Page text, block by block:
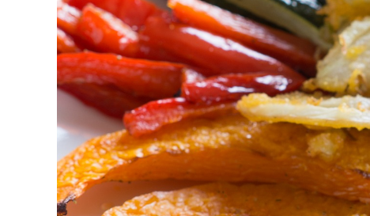
Šťastná krava vám ukáže cestu
Podľa štatistiky z minulého roka tvoria
to životný štýl, ktorý sa do najväčšej
textílie, kožu, produkty testované na
gastro prevádzky nútené prispôsobiť sa a
je skvelou správou, pretože ešte pred
v preklade Šťastná krava. Táto aplikácia